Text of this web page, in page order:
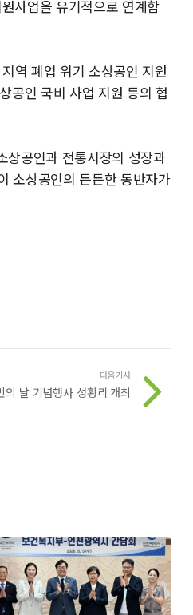
사업을 유기적으로 연계함
역 폐업 위기 소상공인 지원
인 국비 사업 지원 등의 협
상공인과 전통시장의 성장과
소상공인의 든든한 동반자가
다음기사
의 날 기념행사 성황리 개최